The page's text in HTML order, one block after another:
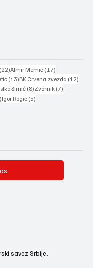
(22)22 posts
Almir Memić (17)
(13)13 posts
BK Crvena zvezda (12)
Simić(8)8 posts
Zvornik (7)
7 posts
Igor Rogić (5)
savez Srbije.